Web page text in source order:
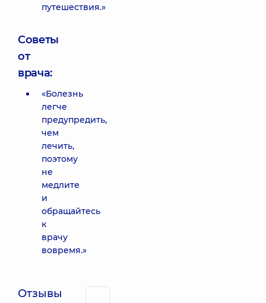
путешествия.»
Советы
от
врача:
«Болезнь
легче
предупредить,
чем
лечить,
поэтому
не
медлите
и
обращайтесь
к
врачу
вовремя.»
Отзывы